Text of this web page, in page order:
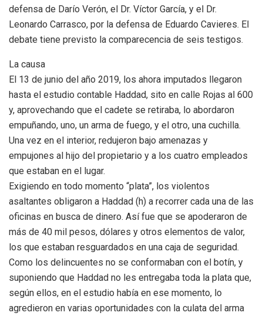
defensa de Darío Verón, el Dr. Víctor García, y el Dr.
Leonardo Carrasco, por la defensa de Eduardo Cavieres. El
debate tiene previsto la comparecencia de seis testigos.
La causa
El 13 de junio del año 2019, los ahora imputados llegaron
hasta el estudio contable Haddad, sito en calle Rojas al 600
y, aprovechando que el cadete se retiraba, lo abordaron
empuñando, uno, un arma de fuego, y el otro, una cuchilla.
Una vez en el interior, redujeron bajo amenazas y
empujones al hijo del propietario y a los cuatro empleados
que estaban en el lugar.
Exigiendo en todo momento “plata”, los violentos
asaltantes obligaron a Haddad (h) a recorrer cada una de las
oficinas en busca de dinero. Así fue que se apoderaron de
más de 40 mil pesos, dólares y otros elementos de valor,
los que estaban resguardados en una caja de seguridad.
Como los delincuentes no se conformaban con el botín, y
suponiendo que Haddad no les entregaba toda la plata que,
según ellos, en el estudio había en ese momento, lo
agredieron en varias oportunidades con la culata del arma